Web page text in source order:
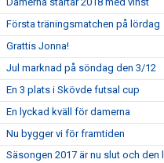
Första träningsmatchen på lördag
Grattis Jonna!
Jul marknad på söndag den 3/12
En 3 plats i Skövde futsal cup
En lyckad kväll för damerna
Nu bygger vi för framtiden
Säsongen 2017 är nu slut och den